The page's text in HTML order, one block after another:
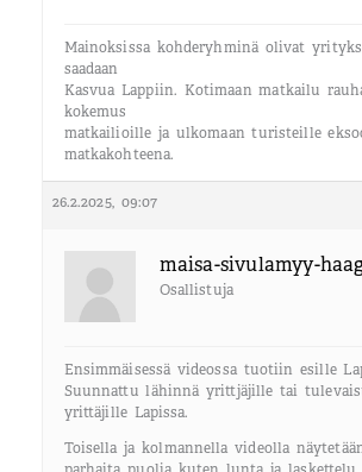
Mainoksissa kohderyhminä olivat
saadaan
Kasvua Lappiin. Kotimaan matkailu
kokemus
matkailioille ja ulkomaan turisteille
matkakohteena.
26.2.2025, 09:07
maisa-sivulamyy-
Osallistuja
Ensimmäisessä videossa tuotiin esille
Suunnattu lähinnä yrittjäjille tai
yrittäjille Lapissa.
Toisella ja kolmannella videolla